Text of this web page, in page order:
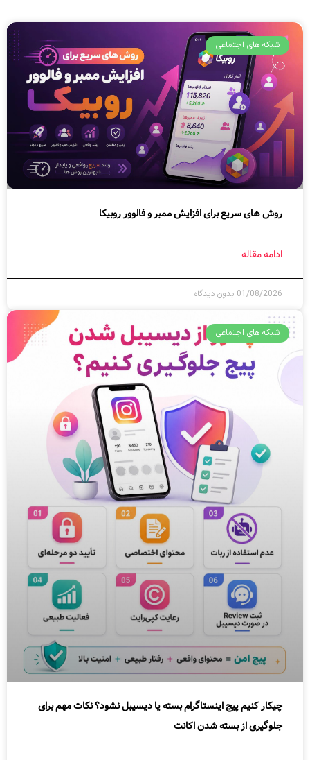
شبکه های اجتماعی
روش های سریع برای افزایش ممبر و فالوور روبیکا
ادامه مقاله
01/08/2026 بدون دیدگاه
شبکه های اجتماعی
چیکار کنیم پیج اینستاگرام بسته یا دیسیبل نشود؟ نکات مهم برای
جلوگیری از بسته شدن اکانت